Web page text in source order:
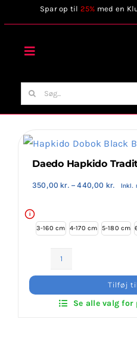
to
Spar op til 25% med en
Toggle
Forside
Stilart / Kampsport
Klubaftalesider – Find
Søg
efter:
Daedo Hapkido
350,00kr. – 440,00 kr. Inkl.
i
3-160 cm 4-170 cm 5-180 cm
Traditional
antal
Tilføj
Se alle valg